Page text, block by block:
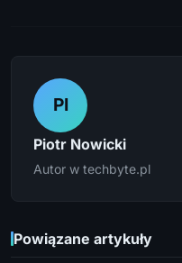
PI
Piotr Nowicki
Autor w techbyte.pl
Powiązane artykuły